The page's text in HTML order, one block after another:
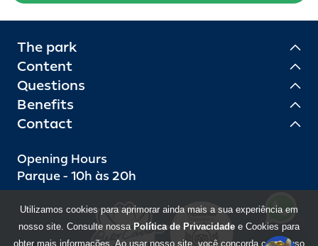
The park
Content
Questions
Benefits
Contact
Opening Hours
Parque - 10h às 20h
Utilizamos cookies para aprimorar ainda mais a sua experiência em
nosso site. Consulte nossa Política de Privacidade e Cookies para
obter mais informações. Ao usar nosso site, você concorda com o uso